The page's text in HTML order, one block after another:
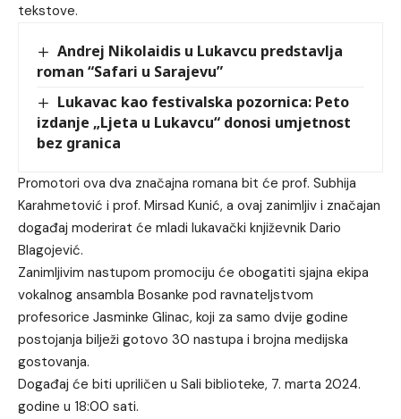
tekstove.
Andrej Nikolaidis u Lukavcu predstavlja
roman “Safari u Sarajevu”
Lukavac kao festivalska pozornica: Peto
izdanje „Ljeta u Lukavcu“ donosi umjetnost
bez granica
Promotori ova dva značajna romana bit će prof. Subhija
Karahmetović i prof. Mirsad Kunić, a ovaj zanimljiv i značajan
događaj moderirat će mladi lukavački književnik Dario
Blagojević.
Zanimljivim nastupom promociju će obogatiti sjajna ekipa
vokalnog ansambla Bosanke pod ravnateljstvom
profesorice Jasminke Glinac, koji za samo dvije godine
postojanja bilježi gotovo 30 nastupa i brojna medijska
gostovanja.
Događaj će biti upriličen u Sali biblioteke, 7. marta 2024.
godine u 18:00 sati.